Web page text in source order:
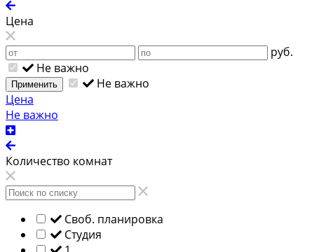
Цена
руб.
Не важно
Применить
Не важно
Цена
Не важно
Количество комнат
Своб. планировка
Студия